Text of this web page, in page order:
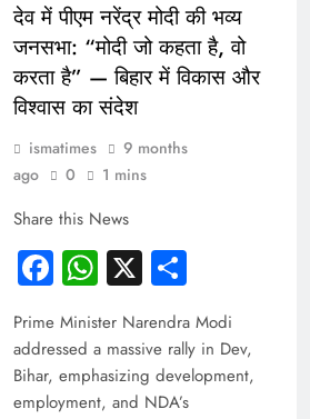
देव में पीएम नरेंद्र मोदी की भव्य
जनसभा: “मोदी जो कहता है, वो
करता है” — बिहार में विकास और
विश्वास का संदेश
ismatimes
9 months
ago
0 1 mins
Share this News
Facebook
WhatsApp
X Share
Prime Minister Narendra Modi
addressed a massive rally in Dev,
Bihar, emphasizing development,
employment, and NDA’s